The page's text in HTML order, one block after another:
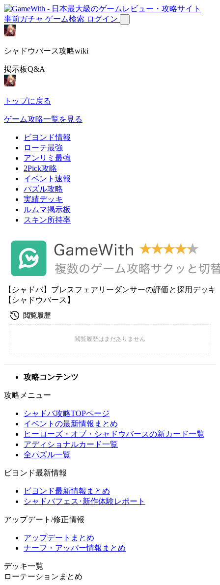
事前ガチャ ゲーム検索 ログイン
シャドウバース攻略wiki
掲示板Q&A
トップに戻る
ゲーム攻略一覧を見る
ビヨンド情報
ローテ最強
アンリミ最強
2Pick攻略
イベント速報
パズル攻略
実績デッキ
ルムマ掲示板
スキン所持率
【シャドバ】ブレスフェアリーダンサーの評価と採用デッキ
【シャドウバース】
攻略コンテンツ
攻略メニュー
シャドバ攻略TOPページ
イベントの最新情報まとめ
ヒーローズ・オブ・シャドウバースの新カード一覧
アディショナルカード一覧
全パズル一覧
ビヨンド最新情報
ビヨンド最新情報まとめ
シャドバフェス･新作体験レポート
アップデート/修正情報
アップデートまとめ
ナーフ・アッパー情報まとめ
デッキ一覧
ローテーションまとめ